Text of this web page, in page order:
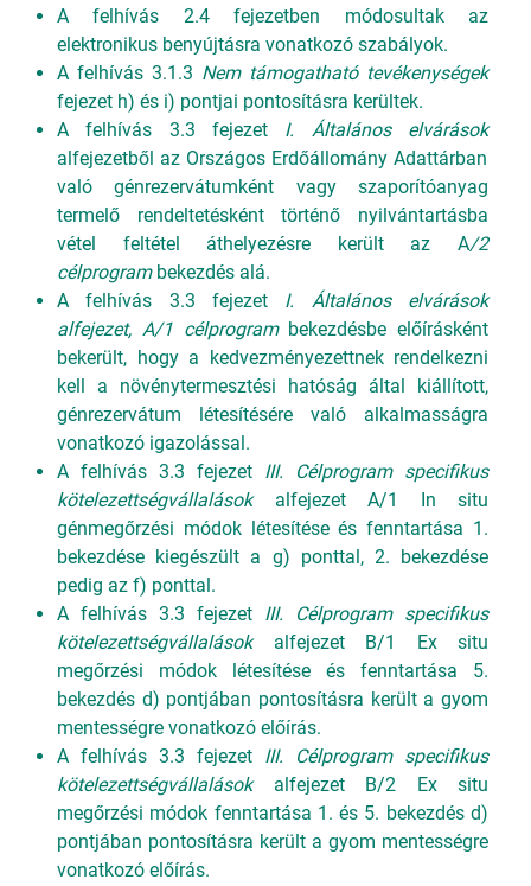
A felhívás 2.4 fejezetben módosultak az
elektronikus benyújtásra vonatkozó szabályok.
A felhívás 3.1.3 Nem támogatható tevékenységek
fejezet h) és i) pontjai pontosításra kerültek.
A felhívás 3.3 fejezet I. Általános elvárások
alfejezetből az Országos Erdőállomány Adattárban
való génrezervátumként vagy szaporítóanyag
termelő rendeltetésként történő nyilvántartásba
vétel feltétel áthelyezésre került az A/2
célprogram bekezdés alá.
A felhívás 3.3 fejezet I. Általános elvárások
alfejezet, A/1 célprogram bekezdésbe előírásként
bekerült, hogy a kedvezményezettnek rendelkezni
kell a növénytermesztési hatóság által kiállított,
génrezervátum létesítésére való alkalmasságra
vonatkozó igazolással.
A felhívás 3.3 fejezet III. Célprogram specifikus
kötelezettségvállalások alfejezet A/1 In situ
génmegőrzési módok létesítése és fenntartása 1.
bekezdése kiegészült a g) ponttal, 2. bekezdése
pedig az f) ponttal.
A felhívás 3.3 fejezet III. Célprogram specifikus
kötelezettségvállalások alfejezet B/1 Ex situ
megőrzési módok létesítése és fenntartása 5.
bekezdés d) pontjában pontosításra került a gyom
mentességre vonatkozó előírás.
A felhívás 3.3 fejezet III. Célprogram specifikus
kötelezettségvállalások alfejezet B/2 Ex situ
megőrzési módok fenntartása 1. és 5. bekezdés d)
pontjában pontosításra került a gyom mentességre
vonatkozó előírás.